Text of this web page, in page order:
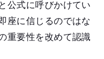
公式に呼びかけてい
座に信じるのではな
重要性を改めて認識